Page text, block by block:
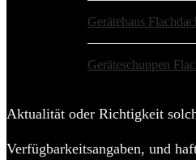
Gerätehaus
Geräteschuppen
Aktualität oder Richtigkeit
Verfügbarkeitsangaben, und